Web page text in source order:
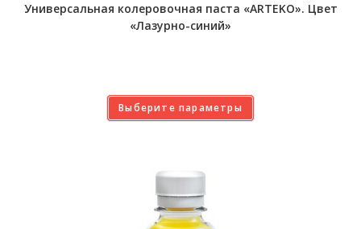
Универсальная колеровочная паста «ARTEKO». Цвет
«Лазурно-синий»
Выберите параметры